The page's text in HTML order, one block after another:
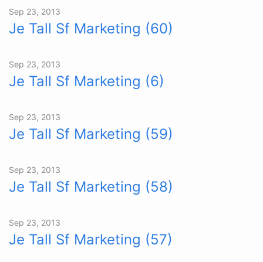
Sep 23, 2013
Je Tall Sf Marketing (60)
Sep 23, 2013
Je Tall Sf Marketing (6)
Sep 23, 2013
Je Tall Sf Marketing (59)
Sep 23, 2013
Je Tall Sf Marketing (58)
Sep 23, 2013
Je Tall Sf Marketing (57)